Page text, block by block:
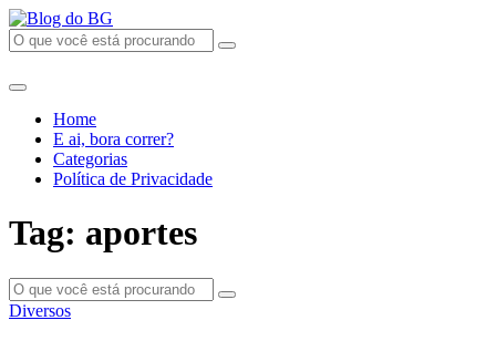
Home
E ai, bora correr?
Categorias
Política de Privacidade
Tag: aportes
Diversos